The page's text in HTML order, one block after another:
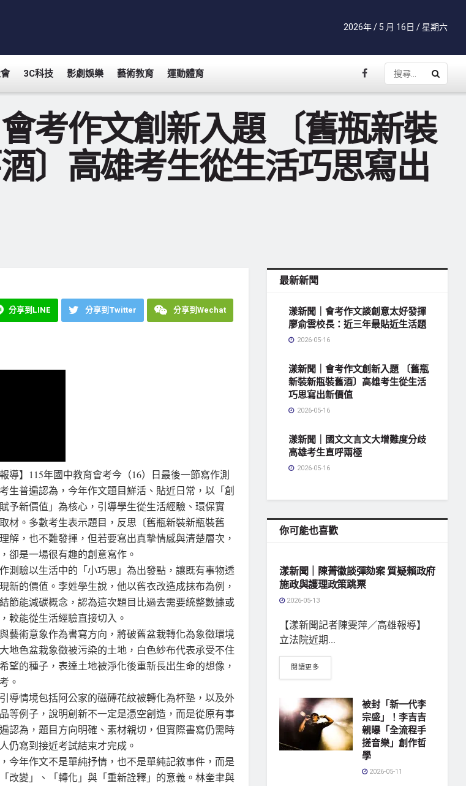
2026年 / 5 月 16日 / 星期六
3C科技 影劇娛樂 藝術教育 運動體育
考作文創新入題 〔舊瓶新裝
〕高雄考生從生活巧思寫出
分享到LINE 分享到Twitter 分享到Wechat
導】115年國中教育會考今（16）日最後一節寫作測
生普遍認為，今年作文題目鮮活、貼近日常，以「創
予新價值」為核心，引導學生從生活經驗、環保實
材。多數考生表示題目，反思〔舊瓶新裝新瓶裝舊
解，也不難發揮，但若要寫出真摯情感與清楚層次，
卻是一場很有趣的創意寫作。
測驗以生活中的「小巧思」為出發點，讓既有事物透
新的價值。李姓學生說，他以舊衣改造成抹布為例，
節能減碳概念，認為這次題目比過去需要統整數據或
較能從生活經驗直接切入。
藝術意象作為書寫方向，將破舊盆栽轉化為象徵環境
地色盆栽象徵被污染的土地，白色紗布代表承受不住
望的種子，表達土地被淨化後重新長出生命的想像，
。
導情境包括阿公家的磁磚花紋被轉化為杯墊，以及外
等例子，說明創新不一定是憑空創造，而是從原有事
認為，題目方向明確、素材親切，但實際書寫仍需時
仍寫到接近考試結束才完成。
今年作文不是單純抒情，也不是單純記敘事件，而是
改變」、「轉化」與「重新詮釋」的意義。林奎聿與
最新新聞
漾新聞｜會考作文談創意太好發揮
廖俞雲校長：近三年最貼近生活題
2026-05-16
漾新聞｜會考作文創新入題 〔舊瓶
新裝新瓶裝舊酒〕高雄考生從生活
巧思寫出新價值
2026-05-16
漾新聞｜國文文言文大增難度分歧
高雄考生直呼兩極
2026-05-16
你可能也喜歡
漾新聞｜陳菁徽談彈劾案 質疑賴政府
施政與護理政策跳票
2026-05-13
【漾新聞記者陳雯萍／高雄報導】
立法院近期...
閱讀更多
被封「新一代李
宗盛」！李吉吉
親曝「全流程手
搓音樂」創作哲
學
2026-05-11